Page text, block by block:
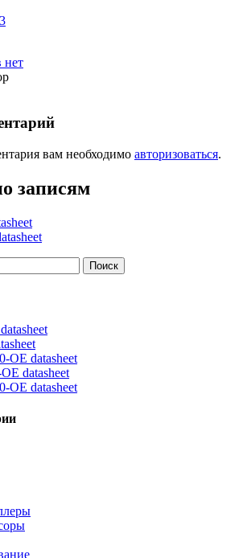
нет
вам необходимо авторизоваться.
записям
OE datasheet
datasheet
OE datasheet